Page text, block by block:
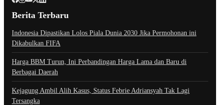
Berita Terbaru
Indonesia Dipastikan Lolos Piala Dunia 2030 Jika Permohonan ini
Dikabulkan FIFA
Harga BBM Turun, Ini Perbandingan Harga Lama dan Baru di
Berbagai Daerah
Kejagung Ambil Alih Kasus, Status Febrie Adriansyah Tak Lagi
Tersangka